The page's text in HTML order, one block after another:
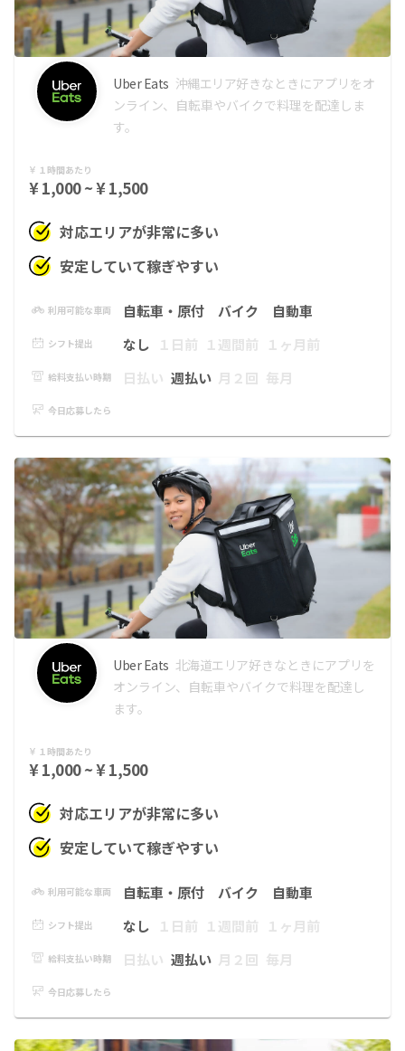
Uber Eats 沖縄エリア好きなときにアプリをオ
ンライン、自転車やバイクで料理を配達しま
す。
１時間あたり
¥ 1,000 ~ ¥ 1,500
対応エリアが非常に多い
安定していて稼ぎやすい
利用可能な車両 自転車・原付 バイク 自動車
シフト提出 なし １日前 １週間前 １ヶ月前
給料支払い時期 日払い 週払い 月２回 毎月
今日応募したら
Uber Eats 北海道エリア好きなときにアプリを
オンライン、自転車やバイクで料理を配達し
ます。
１時間あたり
¥ 1,000 ~ ¥ 1,500
対応エリアが非常に多い
安定していて稼ぎやすい
利用可能な車両 自転車・原付 バイク 自動車
シフト提出 なし １日前 １週間前 １ヶ月前
給料支払い時期 日払い 週払い 月２回 毎月
今日応募したら